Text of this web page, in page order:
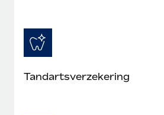
Tandartsverzekering